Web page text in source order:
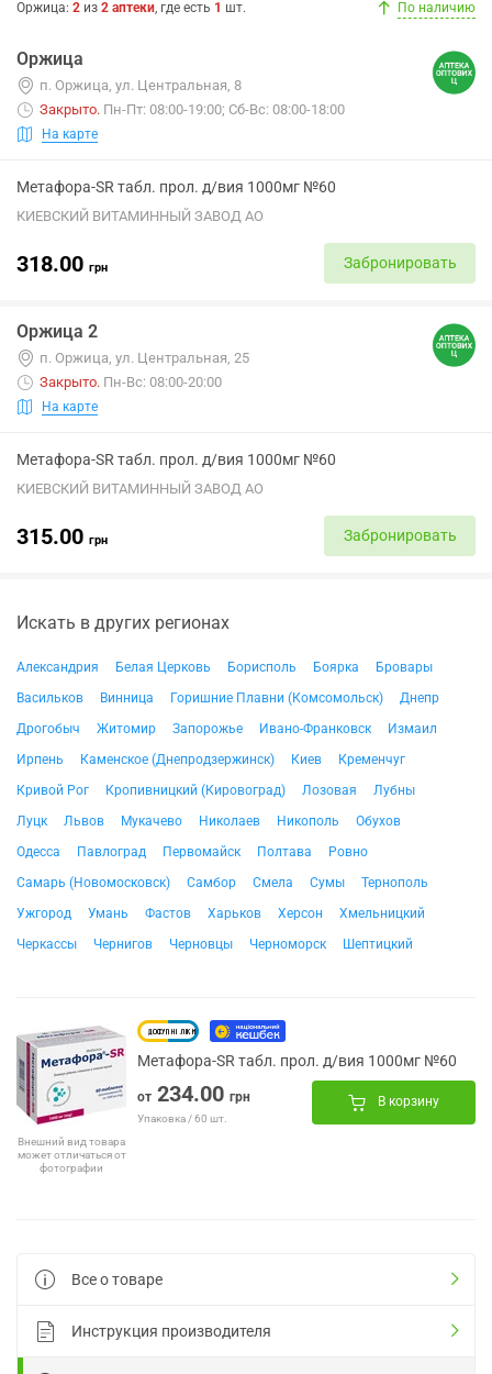
Оржица: 2 из 2 аптеки, где есть 1 шт. По наличию
Оржица
п. Оржица, ул. Центральная, 8
Закрыто. Пн-Пт: 08:00-19:00; Сб-Вс: 08:00-18:00
На карте
Метафора-SR табл. прол. д/вия 1000мг №60
КИЕВСКИЙ ВИТАМИННЫЙ ЗАВОД АО
318.00 грн Забронировать
Оржица 2
п. Оржица, ул. Центральная, 25
Закрыто. Пн-Вс: 08:00-20:00
На карте
Метафора-SR табл. прол. д/вия 1000мг №60
КИЕВСКИЙ ВИТАМИННЫЙ ЗАВОД АО
315.00 грн Забронировать
Искать в других регионах
Александрия Белая Церковь Борисполь Боярка
Бровары
Васильков
Винница Горишние Плавни (Комсомольск)
Днепр
Дрогобыч
Житомир Запорожье Ивано-Франковск
Измаил
Ирпень
Каменское (Днепродзержинск) Киев
Кременчуг
Кривой Рог
Кропивницкий (Кировоград) Лозовая
Лубны
Луцк
Львов Мукачево Николаев Никополь
Обухов
Одесса
Павлоград Первомайск Полтава
Ровно
Самарь (Новомосковск)
Самбор Смела Сумы
Тернополь
Ужгород
Умань Фастов Харьков Херсон
Хмельницкий
Черкассы
Чернигов Черновцы Черноморск Шептицкий
Внешний вид товара
может отличаться от
фотографии
Метафора-SR табл. прол. д/вия 1000мг №60
от 234.00 грн
Упаковка / 60 шт.
В корзину
Все о товаре
Инструкция производителя